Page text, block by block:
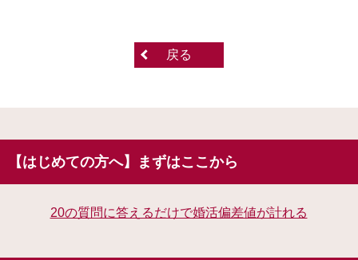
戻る
【はじめての方へ】まずはここから
20の質問に答えるだけで婚活偏差値が計れる